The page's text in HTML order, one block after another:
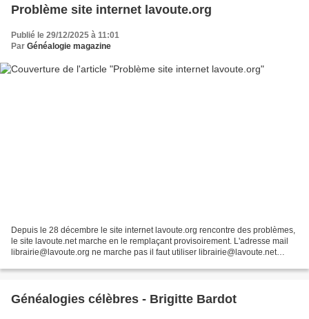
Problème site internet lavoute.org
Publié le 29/12/2025 à 11:01
Par Généalogie magazine
Depuis le 28 décembre le site internet lavoute.org rencontre des problèmes,
le site lavoute.net marche en le remplaçant provisoirement. L'adresse mail
librairie@lavoute.org ne marche pas il faut utiliser librairie@lavoute.net
Généalogies célèbres - Brigitte Bardot